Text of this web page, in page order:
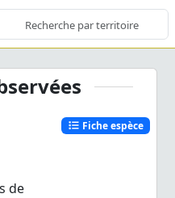
de
Fiche espèce